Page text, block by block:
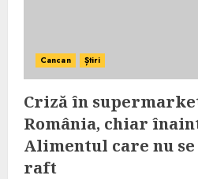
Cancan Știri
Criză în
România, chiar
Alimentul care nu
raft